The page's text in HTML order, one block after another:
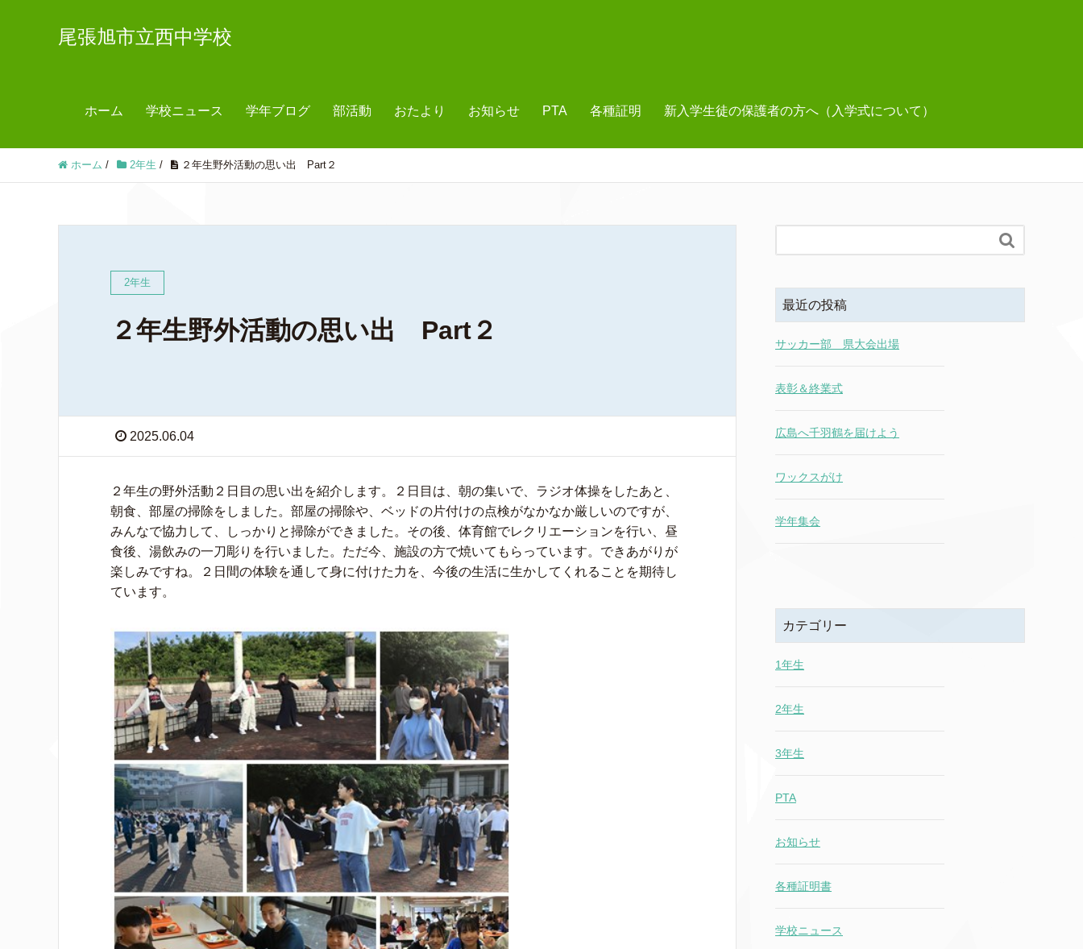
尾張旭市立西中学校
ホーム 学校ニュース 学年ブログ 部活動 おたより お知らせ PTA 各種証明 新入学生徒の保護者の方へ（入学式について）
ホーム / 2年生 / ２年生野外活動の思い出 Part２
2年生
２年生野外活動の思い出 Part２
2025.06.04
２年生の野外活動２日目の思い出を紹介します。２日目は、朝の集いで、ラジオ体操をしたあと、
朝食、部屋の掃除をしました。部屋の掃除や、ベッドの片付けの点検がなかなか厳しいのですが、
みんなで協力して、しっかりと掃除ができました。その後、体育館でレクリエーションを行い、昼
食後、湯飲みの一刀彫りを行いました。ただ今、施設の方で焼いてもらっています。できあがりが
楽しみですね。２日間の体験を通して身に付けた力を、今後の生活に生かしてくれることを期待し
ています。

最近の投稿
サッカー部 県大会出場
表彰＆終業式
広島へ千羽鶴を届けよう
ワックスがけ
学年集会
カテゴリー
1年生
2年生
3年生
PTA
お知らせ
各種証明書
学校ニュース